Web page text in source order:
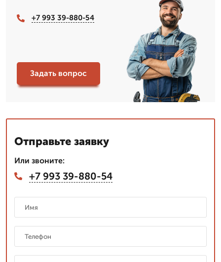
+7 993 39-880-54
Задать вопрос
Отправьте заявку
Или звоните:
+7 993 39-880-54